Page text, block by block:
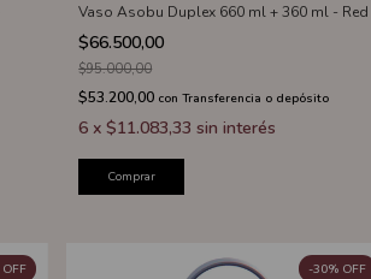
Vaso Asobu Duplex 660 ml + 360 ml - Red
$66.500,00
$95.000,00
$53.200,00 con Transferencia o depósito
6 x$11.083,33 sin interés
Comprar
OFF -30% OFF